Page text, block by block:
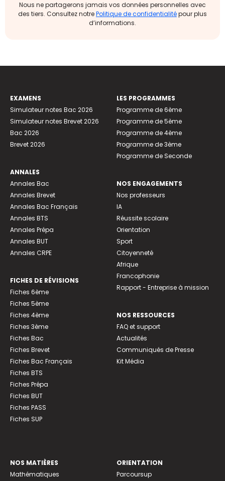
Nous ne partagerons jamais vos données personnelles avec
des tiers. Consultez notrePolitique de confidentialitépour plus
d’informations.
EXAMENS
Simulateur notes Bac 2026
Simulateur notes Brevet 2026
Bac 2026
Brevet 2026
ANNALES
Annales Bac
Annales Brevet
Annales Bac Français
Annales BTS
Annales Prépa
Annales BUT
Annales CRPE
FICHES DE RÉVISIONS
Fiches 6ème
Fiches 5ème
Fiches 4ème
Fiches 3ème
Fiches Bac
Fiches Brevet
Fiches Bac Français
Fiches BTS
Fiches Prépa
Fiches BUT
Fiches PASS
Fiches SUP
LES PROGRAMMES
Programme de 6ème
Programme de 5ème
Programme de 4ème
Programme de 3ème
Programme de Seconde
NOS ENGAGEMENTS
Nos professeurs
IA
Réussite scolaire
Orientation
Sport
Citoyenneté
Afrique
Francophonie
Rapport - Entreprise à mission
NOS RESSOURCES
FAQ et support
Actualités
Communiqués de Presse
Kit Média
NOS MATIÈRES
Mathématiques
ORIENTATION
Parcoursup